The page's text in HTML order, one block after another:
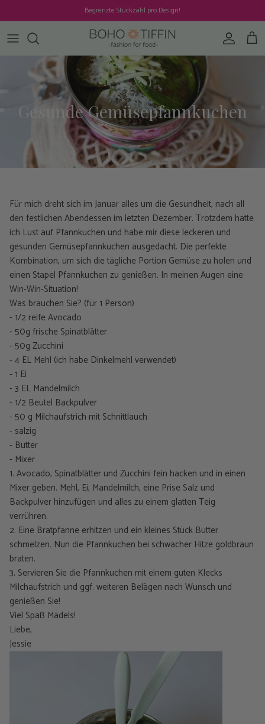
Begrenzte Stückzahl pro Design!
Konto
Gesunde Gemüsepfannkuchen
Für mich dreht sich im Januar alles um die Gesundheit, nach all
den festlichen Abendessen im letzten Dezember. Trotzdem hatte
ich Lust auf Pfannkuchen und habe mir diese leckeren und
gesunden Gemüsepfannkuchen ausgedacht. Die perfekte
Kombination, um sich die tägliche Portion Gemüse zu holen und
einen Stapel Pfannkuchen zu genießen. In meinen Augen eine
Win-Win-Situation!
Was brauchen Sie? (für 1 Person)
- 1/2 reife Avocado
- 50g frische Spinatblätter
- 50g Zucchini
- 4 EL Mehl (ich habe Dinkelmehl verwendet)
- 1 Ei
- 3 EL Mandelmilch
- 1/2 Beutel Backpulver
- 50 g Milchaufstrich mit Schnittlauch
- salzig
- Butter
- Mixer
1. Avocado, Spinatblätter und Zucchini fein hacken und in einen
Mixer geben. Mehl, Ei, Mandelmilch, eine Prise Salz und
Backpulver hinzufügen und alles zu einem glatten Teig
verrühren.
2. Eine Bratpfanne erhitzen und ein kleines Stück Butter
schmelzen. Nun die Pfannkuchen bei schwacher Hitze goldbraun
braten.
3. Servieren Sie die Pfannkuchen mit einem guten Klecks
Milchaufstrich und ggf. weiteren Belägen nach Wunsch und
genießen Sie!
Viel Spaß Mädels!
Liebe,
Jessie